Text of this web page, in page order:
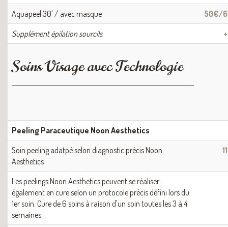
Aquapeel 30' / avec masque
50€/
Supplément épilation sourcils
Soins Visage avec Technologie
Peeling Paraceutique Noon Aesthetics
Soin peeling adatpé selon diagnostic précis Noon
Aesthetics
Les peelings Noon Aesthetics peuvent se réaliser
également en cure selon un protocole précis défini lors du
1er soin. Cure de 6 soins à raison d'un soin toutes les 3 à 4
semaines